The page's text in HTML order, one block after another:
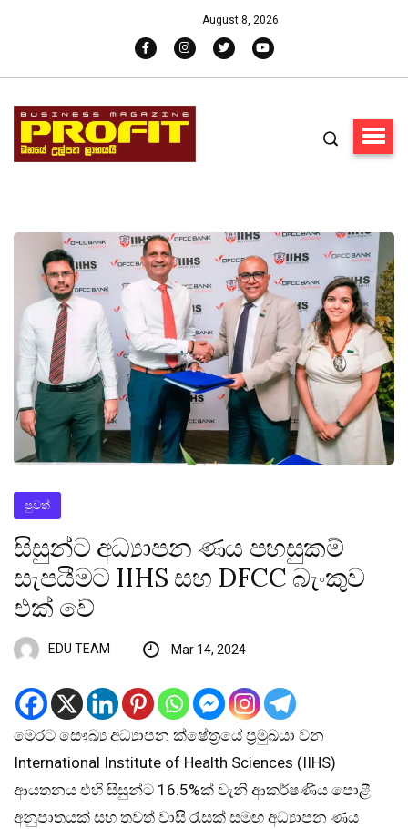
August 8, 2026
පුවත්
සිසුන්ට අධ්‍යාපන ණය පහසුකම්
සැපයීමට IIHS සහ DFCC බැංකුව
එක් වේ
EDU TEAM Mar 14, 2024
මෙරට සෞඛ්‍ය අධ්‍යාපන ක්ෂේත්‍රයේ ප්‍රමුඛයා වන
International Institute of Health Sciences (IIHS)
ආයතනය එහි සිසුන්ට 16.5%ක් වැනි ආකර්ෂණීය පොළී
අනුපාතයක් සහ තවත් වාසි රැසක් සමඟ අධ්‍යාපන ණය